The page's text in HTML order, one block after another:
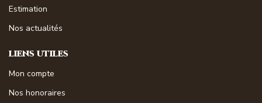
Estimation
Nos actualités
LIENS UTILES
Mon compte
Nos honoraires